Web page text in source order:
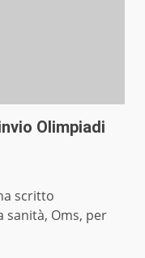
Olimpiadi
scritto
sanità, Oms, per